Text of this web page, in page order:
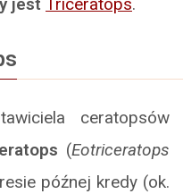
jest Triceratops.
ceratopsów
(Eotriceratops
późnej kredy (ok.